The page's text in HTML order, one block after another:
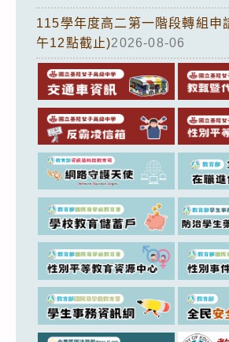
115學年度高二第一階段轉組申
午12點截止)2026-08-06